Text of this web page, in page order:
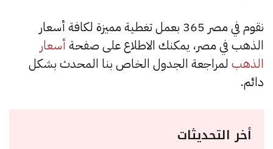
نقوم في مصر 365 بعمل تغطية مميزة لكافة أسعار
الذهب في مصر، يمكنك الاطلاع على صفحة أسعار
الذهب لمراجعة الجدول الخاص بنا المحدث بشكل
دائم.
أخر التحديثات